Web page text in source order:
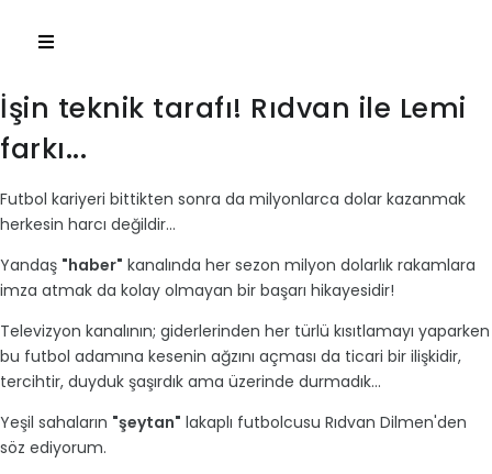
İşin teknik tarafı! Rıdvan ile Lemi
farkı...
Futbol kariyeri bittikten sonra da milyonlarca dolar kazanmak
herkesin harcı değildir...
Yandaş "haber" kanalında her sezon milyon dolarlık rakamlara
imza atmak da kolay olmayan bir başarı hikayesidir!
Televizyon kanalının; giderlerinden her türlü kısıtlamayı yaparken
bu futbol adamına kesenin ağzını açması da ticari bir ilişkidir,
tercihtir, duyduk şaşırdık ama üzerinde durmadık...
Yeşil sahaların "şeytan" lakaplı futbolcusu Rıdvan Dilmen'den
söz ediyorum.